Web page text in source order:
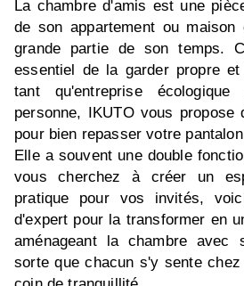
La chambre d'amis est une
de son appartement ou
grande partie de son temps.
essentiel de la garder propre
tant qu'entreprise
personne, IKUTO vous propose
pour bien repasser votre
Elle a souvent une double
vous cherchez à créer un
pratique pour vos invités,
d'expert pour la transformer en
aménageant la chambre avec
sorte que chacun s'y sente